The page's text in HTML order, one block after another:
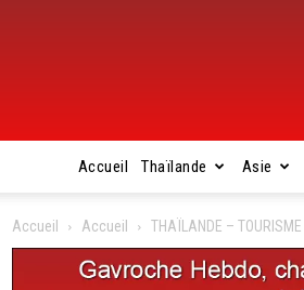
Accueil Thaïlande Asie
Accueil Accueil THAÏLANDE –